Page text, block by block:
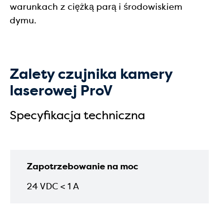
warunkach z ciężką parą i środowiskiem
dymu.
Zalety czujnika kamery
laserowej ProV
Specyfikacja techniczna
Zapotrzebowanie na moc
24 VDC < 1 A